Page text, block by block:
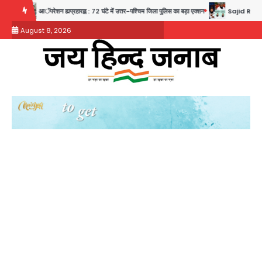
content
आॅपरेशन ह्यप्रहारह्ण : 72 घंटे में उत्तर-पश्चिम जिला पुलिस का बड़ा एक्शन Sajid Rashidi’s
August 8, 2026